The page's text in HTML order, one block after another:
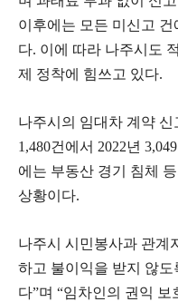
이후에는 모든 미신고 건
다. 이에 따라 나주시도
제 정착에 힘쓰고 있다.
나주시의 임대차 계약 신
1,480건에서 2022년
에는 부동산 경기 침체
상황이다.
나주시 시민봉사과 관계
하고 불이익을 받지 않
다”며 “임차인의 권익